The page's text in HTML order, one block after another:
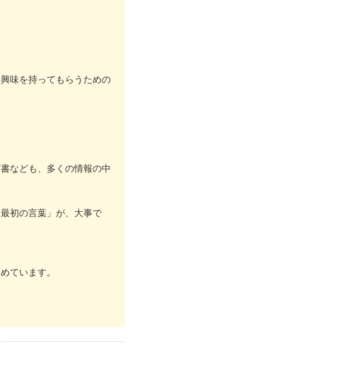
味を持ってもらうための
なども、多くの情報の中
初の言葉」が、大事で
ています。